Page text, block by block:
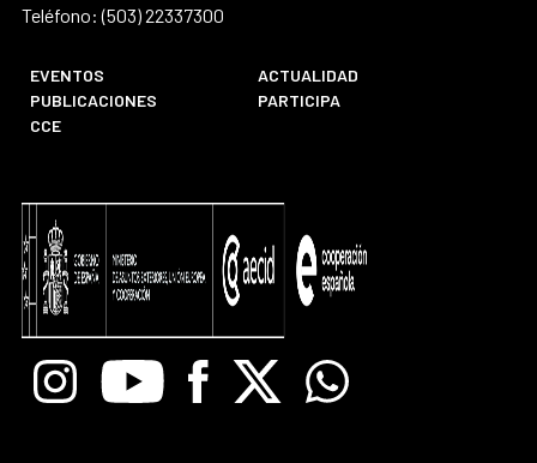
Teléfono: (503) 22337300
EVENTOS
ACTUALIDAD
PUBLICACIONES
PARTICIPA
CCE
InstagramYoutube Facebook
X Whatsapp